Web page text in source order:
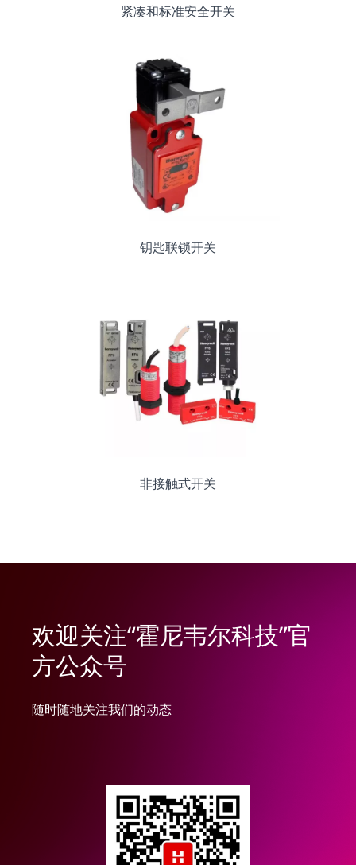
紧凑和标准安全开关
钥匙联锁开关
非接触式开关
欢迎关注“霍尼韦尔科技”官
方公众号
随时随地关注我们的动态